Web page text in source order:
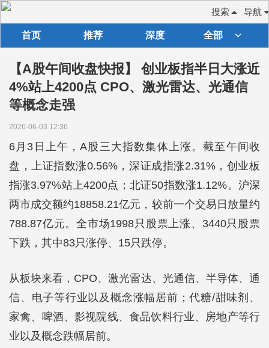
导航
搜索
首页 推荐 深度 全部
【A股午间收盘快报】 创业板指半日大涨近
4%站上4200点 CPO、激光雷达、光通信
等概念走强
2026-06-03 12:36
6月3日上午，A股三大指数集体上涨。截至午间收
盘，上证指数涨0.56%，深证成指涨2.31%，创业板
指涨3.97%站上4200点；北证50指数涨1.12%。沪深
两市成交额约18858.21亿元，较前一个交易日放量约
788.87亿元。全市场1998只股票上涨、3440只股票
下跌，其中83只涨停、15只跌停。
从板块来看，CPO、激光雷达、光通信、半导体、通
信、电子等行业以及概念涨幅居前；代糖/甜味剂、
家禽、啤酒、影视院线、食品饮料行业、房地产等行
业以及概念跌幅居前。